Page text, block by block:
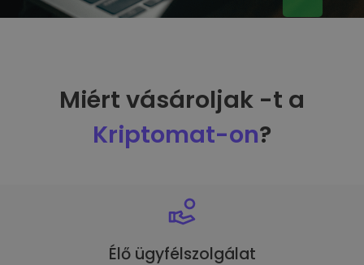
Miért vásároljak -t a
Kriptomat-on?
Élő ügyfélszolgálat